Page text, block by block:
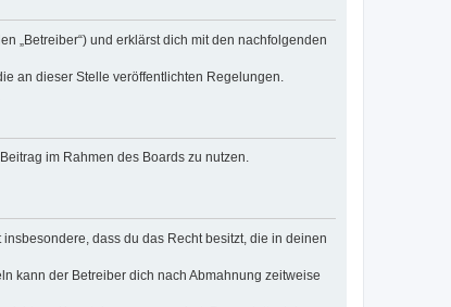
„Betreiber“) und erklärst dich mit den nachfolgenden
an dieser Stelle veröffentlichten Regelungen.
im Rahmen des Boards zu nutzen.
dass du das Recht besitzt, die in deinen
kann der Betreiber dich nach Abmahnung zeitweise